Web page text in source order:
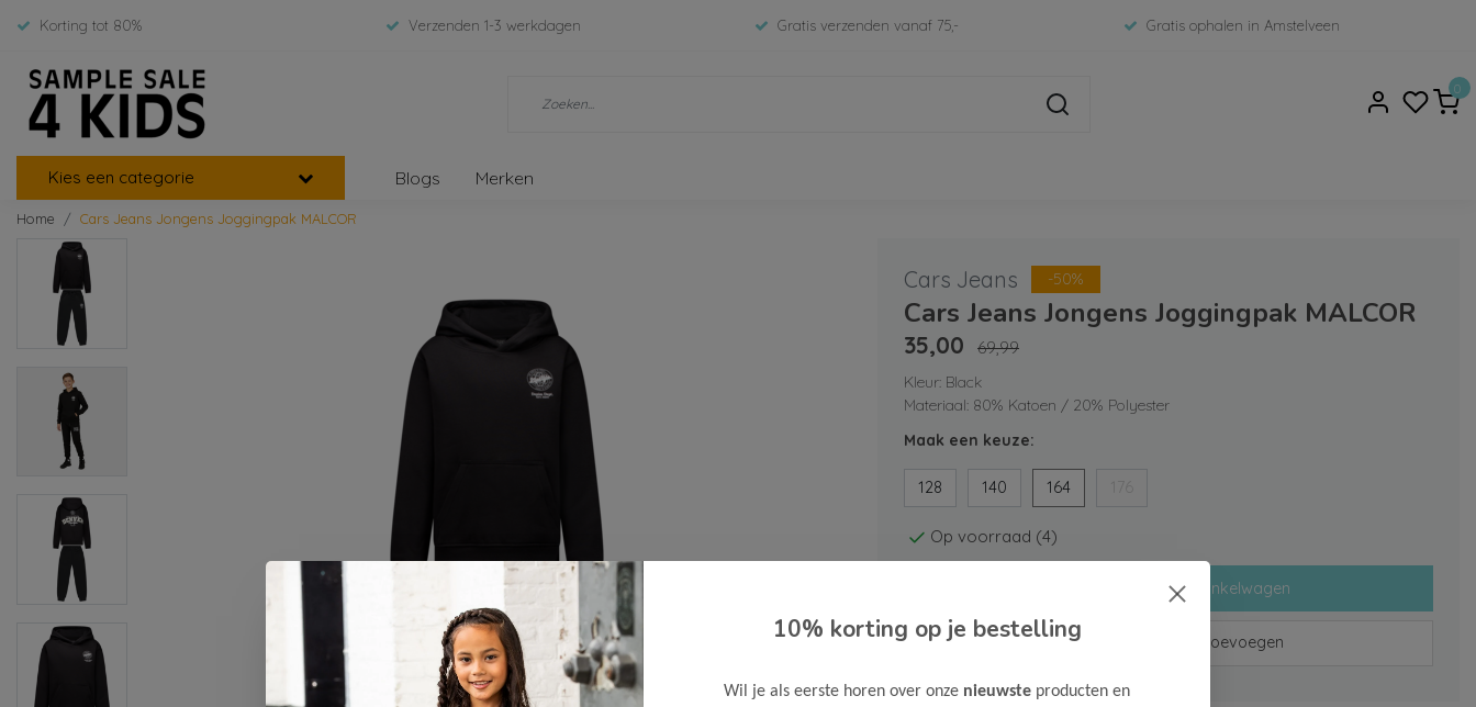
Korting tot 80% Verzenden 1-3 werkdagen Gratis verzenden vanaf 75,- Gratis ophalen in Amstelveen
0
Kies een categorie Blogs Merken
Home Cars Jeans Jongens Joggingpak MALCOR
Cars Jeans -50%
Cars Jeans Jongens Joggingpak MALCOR
35,00 69,99
Kleur: Black
Materiaal: 80% Katoen / 20% Polyester
Maak een keuze:
128 140 164
Op voorraad (4)
Toevoegen aan winkelwagen
Aan verlanglijst toevoegen
10% korting op je bestelling
Wil je als eerste horen over onze nieuwste producten en